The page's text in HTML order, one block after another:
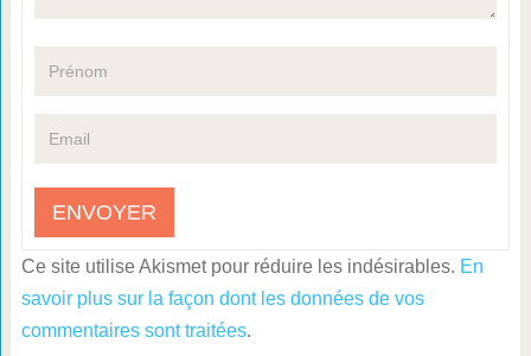
Ce site utilise Akismet pour réduire les indésirables. En
savoir plus sur la façon dont les données de vos
commentaires sont traitées.